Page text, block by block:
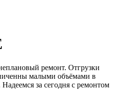
ремонт. Отгрузки
малыми объёмами в
за сегодня с ремонтом